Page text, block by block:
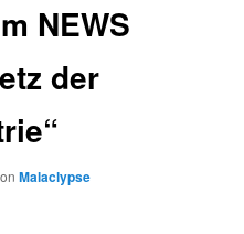
NEWS
der
Malaclypse